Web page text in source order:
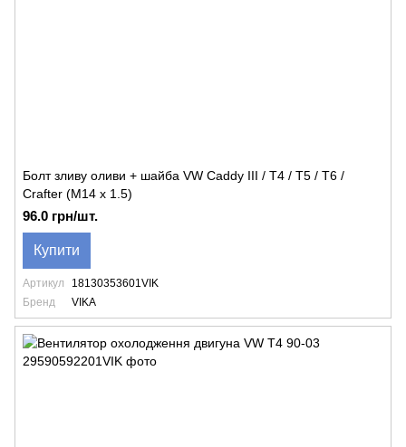
Болт зливу оливи + шайба VW Caddy III / T4 / T5 / T6 /
Crafter (M14 x 1.5)
96.0 грн/шт.
Купити
Артикул
18130353601VIK
Бренд
VIKA